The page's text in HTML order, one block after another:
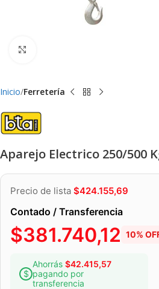
Inicio Ferretería
Aparejo Electrico 250/500
Precio de lista $424.155,69
Contado / Transferencia
$381.740,12 10%
Ahorrás $42.415,57
pagando por
transferencia